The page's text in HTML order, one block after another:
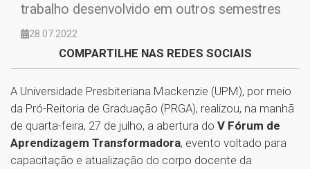
trabalho desenvolvido em outros semestres
28.07.2022
COMPARTILHE NAS REDES SOCIAIS
A Universidade Presbiteriana Mackenzie (UPM), por meio
da Pró-Reitoria de Graduação (PRGA), realizou, na manhã
de quarta-feira, 27 de julho, a abertura do V Fórum de
Aprendizagem Transformadora, evento voltado para
capacitação e atualização do corpo docente da